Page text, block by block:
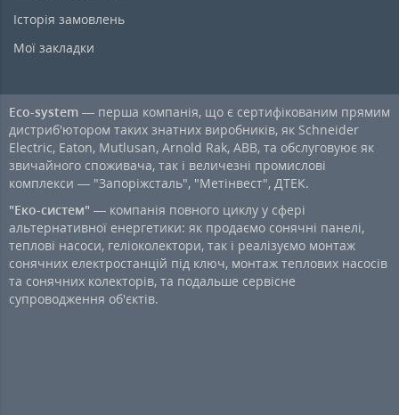
Історія замовлень
Мої закладки
Eco-system — перша компанія, що є сертифікованим прямим
дистриб'ютором таких знатних виробників, як Schneider
Electric, Eaton, Mutlusan, Arnold Rak, ABB, та обслуговуює як
звичайного споживача, так і величезні промислові
комплекси — "Запоріжсталь", "Метінвест", ДТЕК.
"Еко-систем" — компанія повного циклу у сфері
альтернативної енергетики: як продаємо сонячні панелі,
теплові насоси, геліоколектори, так і реалізуємо монтаж
сонячних електростанцій під ключ, монтаж теплових насосів
та сонячних колекторів, та подальше сервісне
супроводження об'єктів.